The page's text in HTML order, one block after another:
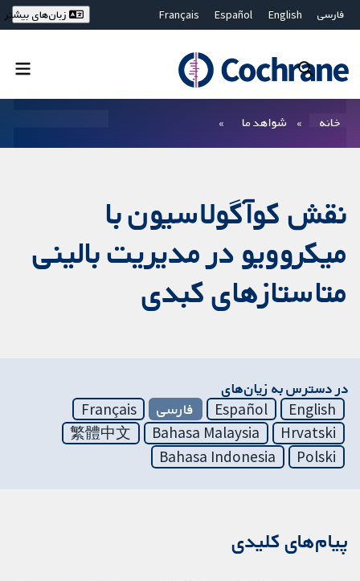
فارسی English
Español
Français
Bahasa Malaysia
ไทย
繁體中文
زبان‌های بیشتر
خانه شواهد ما
نقش کوآگولاسیون با
میکروویو در مدیریت بالینی
متاستازهای کبدی
در دسترس به زیان‌های
English
Español فارسی
Français
Hrvatski
Bahasa Malaysia
繁體中文
Polski
Bahasa Indonesia
پیام‌های کلیدی